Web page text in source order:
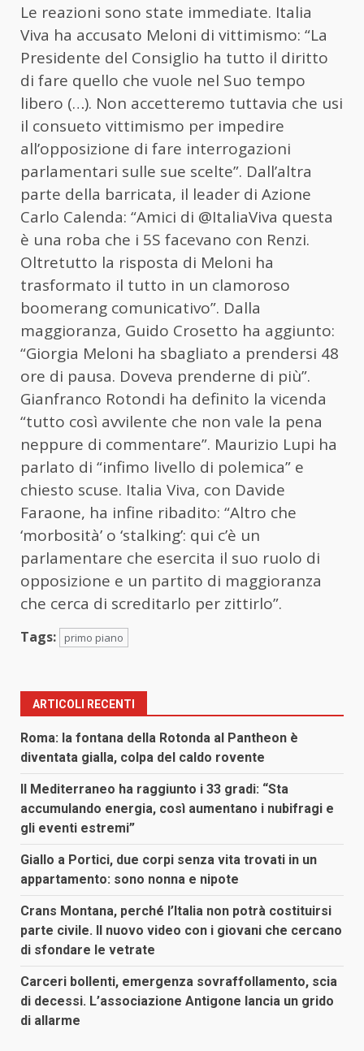
Le reazioni sono state immediate. Italia
Viva ha accusato Meloni di vittimismo: “La
Presidente del Consiglio ha tutto il diritto
di fare quello che vuole nel Suo tempo
libero (…). Non accetteremo tuttavia che usi
il consueto vittimismo per impedire
all’opposizione di fare interrogazioni
parlamentari sulle sue scelte”. Dall’altra
parte della barricata, il leader di Azione
Carlo Calenda: “Amici di @ItaliaViva questa
è una roba che i 5S facevano con Renzi.
Oltretutto la risposta di Meloni ha
trasformato il tutto in un clamoroso
boomerang comunicativo”. Dalla
maggioranza, Guido Crosetto ha aggiunto:
“Giorgia Meloni ha sbagliato a prendersi 48
ore di pausa. Doveva prenderne di più”.
Gianfranco Rotondi ha definito la vicenda
“tutto così avvilente che non vale la pena
neppure di commentare”. Maurizio Lupi ha
parlato di “infimo livello di polemica” e
chiesto scuse. Italia Viva, con Davide
Faraone, ha infine ribadito: “Altro che
‘morbosità’ o ‘stalking’: qui c’è un
parlamentare che esercita il suo ruolo di
opposizione e un partito di maggioranza
che cerca di screditarlo per zittirlo”.
Tags: primo piano
ARTICOLI RECENTI
Roma: la fontana della Rotonda al Pantheon è
diventata gialla, colpa del caldo rovente
Il Mediterraneo ha raggiunto i 33 gradi: “Sta
accumulando energia, così aumentano i nubifragi e
gli eventi estremi”
Giallo a Portici, due corpi senza vita trovati in un
appartamento: sono nonna e nipote
Crans Montana, perché l’Italia non potrà costituirsi
parte civile. Il nuovo video con i giovani che cercano
di sfondare le vetrate
Carceri bollenti, emergenza sovraffollamento, scia
di decessi. L’associazione Antigone lancia un grido
di allarme